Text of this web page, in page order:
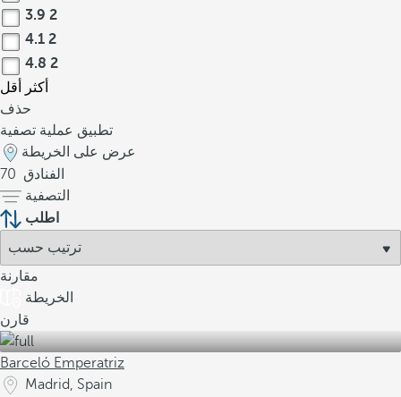
3.9 2
4.1 2
4.8 2
أكثر
أقل
حذف
تطبيق عملية تصفية
عرض على الخريطة
70 الفنادق
التصفية
اطلب
مقارنة
الخريطة
قارن
Barceló Emperatriz
Madrid, Spain